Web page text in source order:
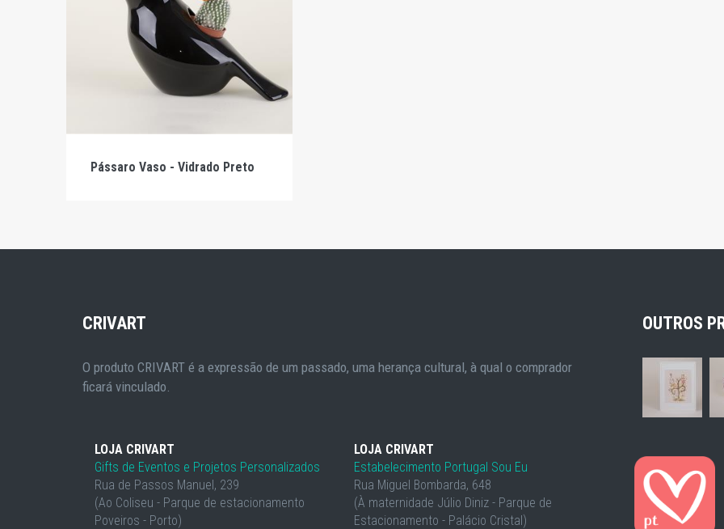
Pássaro Vaso - Vidrado Preto
CRIVART
O produto CRIVART é a expressão de um passado, uma herança cultural, à qual o comprador
ficará vinculado.
LOJA CRIVART
Gifts de Eventos e Projetos Personalizados
Rua de Passos Manuel, 239
(Ao Coliseu - Parque de estacionamento
Poveiros - Porto)
LOJA CRIVART
Estabelecimento Portugal Sou Eu
Rua Miguel Bombarda, 648
(À maternidade Júlio Diniz - Parque de
Estacionamento - Palácio Cristal)
OUTROS